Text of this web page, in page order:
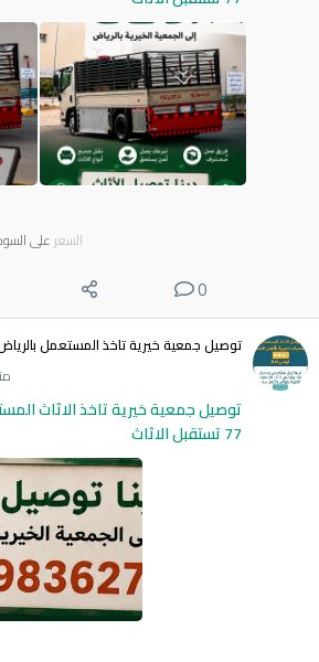
السعر على
0
توصيل جمعية خيرية تاخذ المستعمل بالرياض تستقبل
منذ
77 تستقبل الاثاث